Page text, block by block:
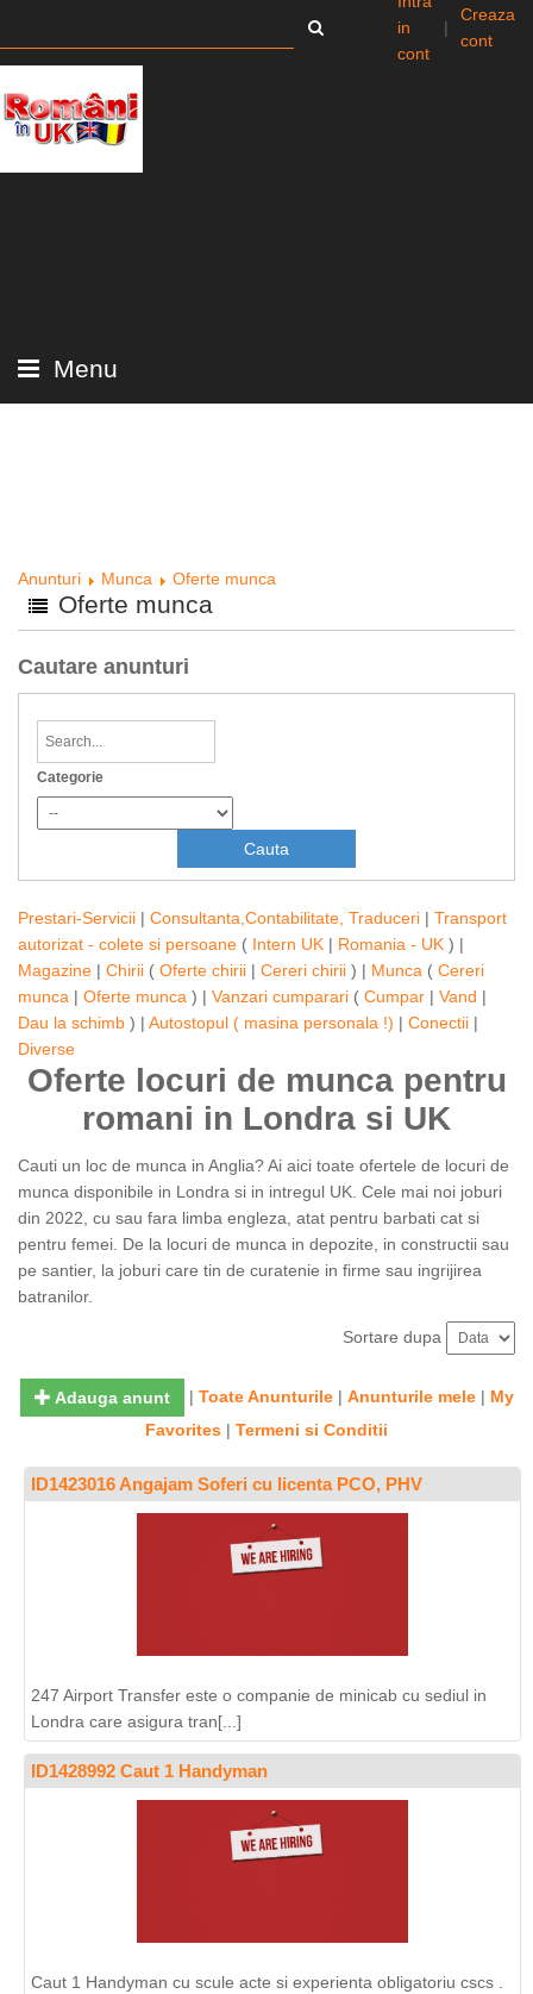
in
cont
|
Creaza
cont
Menu
Anunturi Munca Oferte munca
Oferte munca
Cautare anunturi
Categorie
Prestari-Servicii | Consultanta,Contabilitate, Traduceri | Transport
autorizat - colete si persoane ( Intern UK | Romania - UK ) |
Magazine | Chirii ( Oferte chirii | Cereri chirii ) | Munca ( Cereri
munca | Oferte munca ) | Vanzari cumparari ( Cumpar | Vand |
Dau la schimb ) | Autostopul ( masina personala !) | Conectii |
Diverse
Oferte locuri de munca pentru
romani in Londra si UK
Cauti un loc de munca in Anglia? Ai aici toate ofertele de locuri de
munca disponibile in Londra si in intregul UK. Cele mai noi joburi
din 2022, cu sau fara limba engleza, atat pentru barbati cat si
pentru femei. De la locuri de munca in depozite, in constructii sau
pe santier, la joburi care tin de curatenie in firme sau ingrijirea
batranilor.
Sortare dupa
Adauga anunt | Toate Anunturile| Anunturile mele| My
Favorites | Termeni si Conditii
ID1423016 Angajam Soferi cu licenta PCO, PHV
247 Airport Transfer este o companie de minicab cu sediul in
Londra care asigura tran[...]
ID1428992 Caut 1 Handyman
Caut 1 Handyman cu scule acte si experienta obligatoriu cscs .